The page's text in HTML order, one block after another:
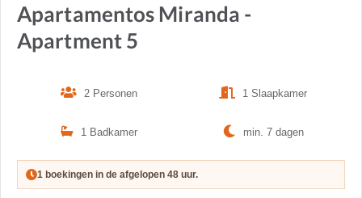
Apartamentos Miranda -
Apartment 5
2 Personen 1 Slaapkamer
1 Badkamer min. 7 dagen
1 boekingen in de afgelopen 48 uur.